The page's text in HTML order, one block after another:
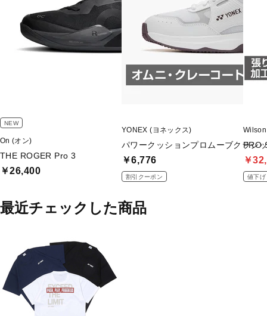
NEW
On (オン)
THE ROGER Pro 3
￥26,400
YONEX (ヨネックス)
パワークッションプロムーブクラシ
￥6,776
割引クーポン
PRO
￥
値下げ
最近チェックした商品